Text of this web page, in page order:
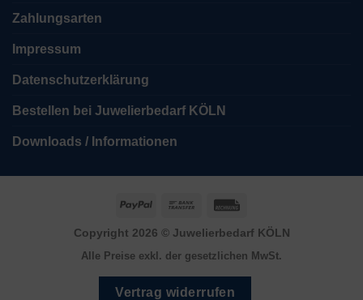
Zahlungsarten
Impressum
Datenschutzerklärung
Bestellen bei Juwelierbedarf KÖLN
Downloads / Informationen
PayPal
Bank
Copyright 2026 © Juwelierbedarf KÖLN
Alle Preise exkl. der gesetzlichen MwSt.
Vertrag widerrufen